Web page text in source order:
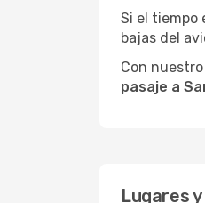
Si el tiempo
bajas del
Con
pasaje a
Lugares